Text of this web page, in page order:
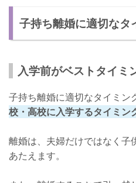
子持ち離婚に適切なタ
入学前がベストタイミ
子持ち離婚に適切なタイミン
校・高校に入学するタイミン
離婚は、夫婦だけではなく子
あたえます。